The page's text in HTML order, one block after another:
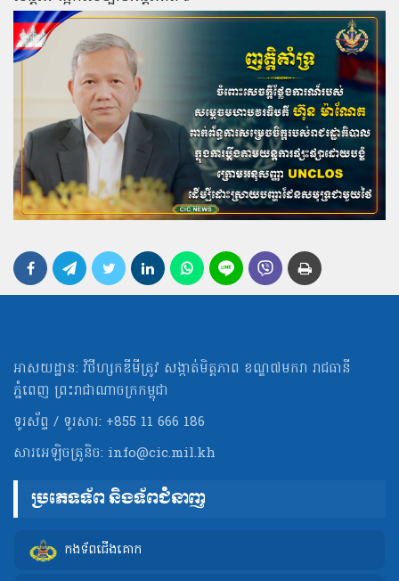
អាសយដ្ឋាន: វិថីហ្សកឌីមីត្រូវ សង្កាត់មិត្ដភាព ខណ្ឌ៧មករា រាជធានី
ភ្នំពេញ ព្រះរាជាណាចក្រកម្ពុជា
ទូរស័ព្ទ / ទូរសារ: +855 11 666 186
សារអេឡិចត្រូនិច: info@cic.mil.kh
ប្រភេទទ័ព និងទ័ពជំនាញ
កងទ័ពជើងគោក